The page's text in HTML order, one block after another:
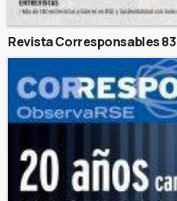
Revista Corresponsables 83